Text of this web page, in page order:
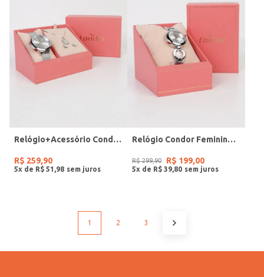
Relógio+Acessório Condor Feminino PRATA
R$ 259,90
5x de R$ 51 98
Relógio Condor Feminino PRATA
R$ 299,90 R$ 199,00
5x de R$ 39 80
1 2 3